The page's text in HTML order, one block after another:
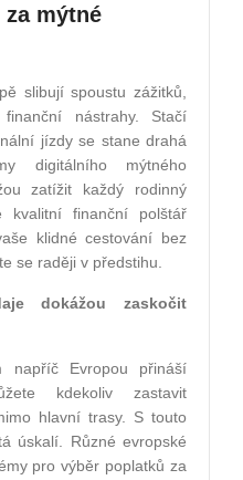
mýtné
slibují spoustu zážitků,
nástrahy. Stačí
jízdy se stane drahá
digitálního mýtného
zatížit každý rodinný
kvalitní finanční polštář
klidné cestování bez
se raději v předstihu.
dokážou zaskočit
napříč Evropou přináší
kdekoliv zastavit
hlavní trasy. S touto
úskalí. Různé evropské
pro výběr poplatků za